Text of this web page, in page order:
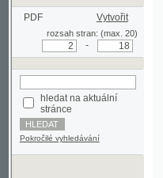
rozsah stran: (max. 20)
stránce
Pokročilé vyhledávání